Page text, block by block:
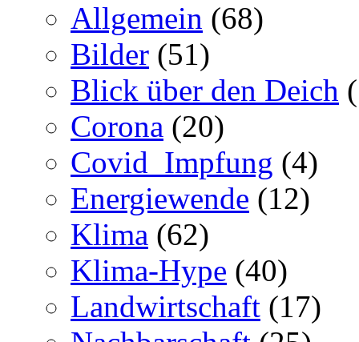
Allgemein (68)
Bilder (51)
Blick über den Deich
Corona (20)
Covid_Impfung (4)
Energiewende (12)
Klima (62)
Klima-Hype (40)
Landwirtschaft (17)